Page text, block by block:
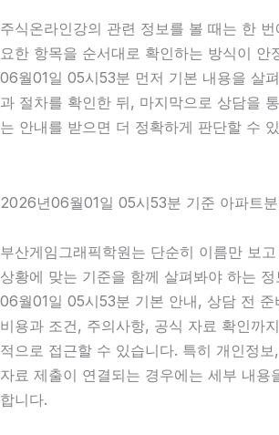
주식온라인강의 관련 정보를 볼 때는 한
요한 항목을 순서대로 확인하는 방식이 안
06월01일 05시53분 먼저 기본 내용을 살
과 절차를 확인한 뒤, 마지막으로 상담을
는 안내를 받으면 더 정확하게 판단할 수
2026년06월01일 05시53분 기준 아파트
부산게임그래픽학원는 단순히 이름만 보
상황에 맞는 기준을 함께 살펴봐야 하는
06월01일 05시53분 기본 안내, 상담 전
비용과 조건, 주의사항, 공식 자료 확인까
적으로 접근할 수 있습니다. 특히 개인정
자료 제출이 연결되는 경우에는 세부 내용
합니다.